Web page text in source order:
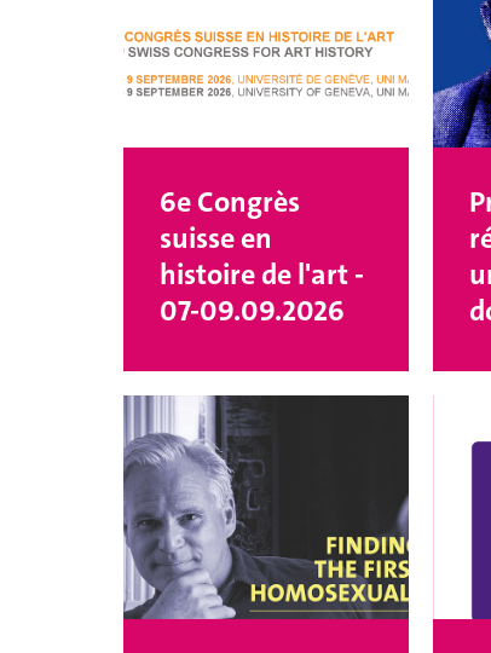
6e Congrès
suisse en
histoire de l'art -
07-09.09.2026